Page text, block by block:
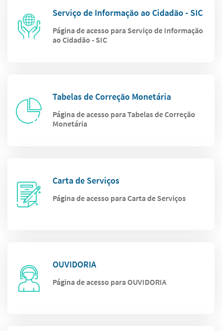
Serviço de Informação ao Cidadão - SIC
Página de acesso para Serviço de Informação
ao Cidadão - SIC
Tabelas de Correção Monetária
Página de acesso para Tabelas de Correção
Monetária
Carta de Serviços
Página de acesso para Carta de Serviços
OUVIDORIA
Página de acesso para OUVIDORIA